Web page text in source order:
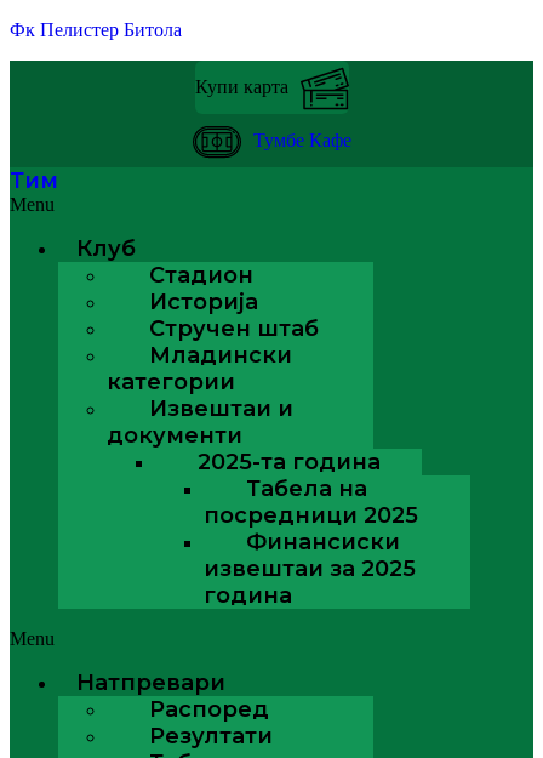
Фк Пелистер Битола
Купи карта
Тумбе Кафе
Тим
Menu
Клуб
Стадион
Историја
Стручен штаб
Младински
категории
Извештаи и
документи
2025-та година
Табела на
посредници 2025
Финансиски
извештаи за 2025
година
Menu
Натпревари
Распоред
Резултати